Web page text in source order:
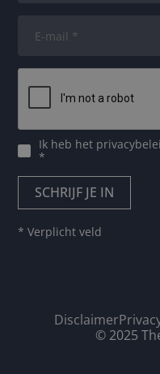
Ik heb het
*
* Verplicht veld
Disclaimer
© 2025